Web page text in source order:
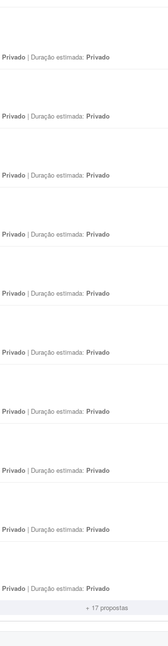
Privado | Duração estimada: Privado
Privado | Duração estimada: Privado
Privado | Duração estimada: Privado
Privado | Duração estimada: Privado
Privado | Duração estimada: Privado
Privado | Duração estimada: Privado
Privado | Duração estimada: Privado
Privado | Duração estimada: Privado
Privado | Duração estimada: Privado
Privado | Duração estimada: Privado
+ 17 propostas